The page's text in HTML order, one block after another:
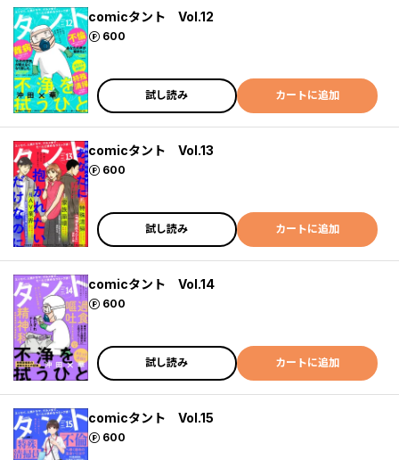
comicタント Vol.12
600
ポイント
試し読み カートに追加
comicタント Vol.13
600
ポイント
試し読み カートに追加
comicタント Vol.14
600
ポイント
試し読み カートに追加
comicタント Vol.15
600
ポイント